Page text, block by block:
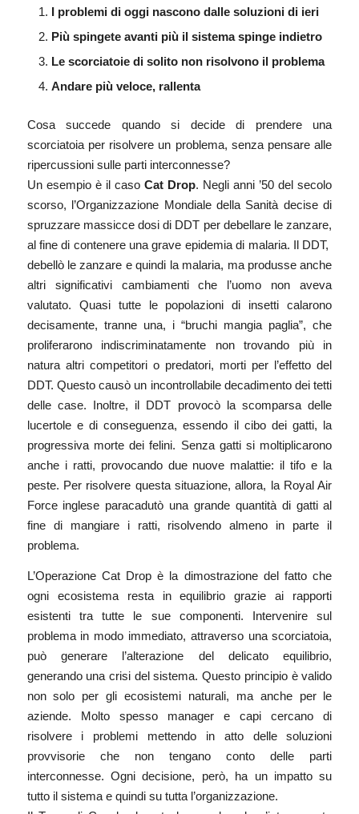
I problemi di oggi nascono dalle soluzioni di ieri
Più spingete avanti più il sistema spinge indietro
Le scorciatoie di solito non risolvono il problema
Andare più veloce, rallenta
Cosa succede quando si decide di prendere una
scorciatoia per risolvere un problema, senza pensare alle
ripercussioni sulle parti interconnesse?
Un esempio è il caso Cat Drop. Negli anni ’50 del secolo
scorso, l’Organizzazione Mondiale della Sanità decise di
spruzzare massicce dosi di DDT per debellare le zanzare,
al fine di contenere una grave epidemia di malaria. Il DDT,
debellò le zanzare e quindi la malaria, ma produsse anche
altri significativi cambiamenti che l’uomo non aveva
valutato. Quasi tutte le popolazioni di insetti calarono
decisamente, tranne una, i “bruchi mangia paglia”, che
proliferarono indiscriminatamente non trovando più in
natura altri competitori o predatori, morti per l’effetto del
DDT. Questo causò un incontrollabile decadimento dei tetti
delle case. Inoltre, il DDT provocò la scomparsa delle
lucertole e di conseguenza, essendo il cibo dei gatti, la
progressiva morte dei felini. Senza gatti si moltiplicarono
anche i ratti, provocando due nuove malattie: il tifo e la
peste. Per risolvere questa situazione, allora, la Royal Air
Force inglese paracadutò una grande quantità di gatti al
fine di mangiare i ratti, risolvendo almeno in parte il
problema.
L’Operazione Cat Drop è la dimostrazione del fatto che
ogni ecosistema resta in equilibrio grazie ai rapporti
esistenti tra tutte le sue componenti. Intervenire sul
problema in modo immediato, attraverso una scorciatoia,
può generare l’alterazione del delicato equilibrio,
generando una crisi del sistema. Questo principio è valido
non solo per gli ecosistemi naturali, ma anche per le
aziende. Molto spesso manager e capi cercano di
risolvere i problemi mettendo in atto delle soluzioni
provvisorie che non tengano conto delle parti
interconnesse. Ogni decisione, però, ha un impatto su
tutto il sistema e quindi su tutta l’organizzazione.